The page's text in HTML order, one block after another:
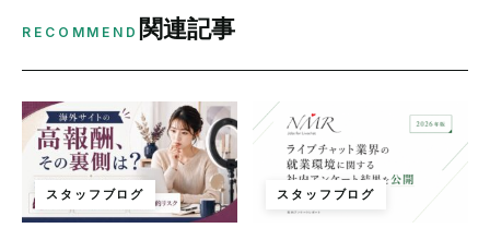
RECOMMEND 関連記事
スタッフブログ スタッフブログ